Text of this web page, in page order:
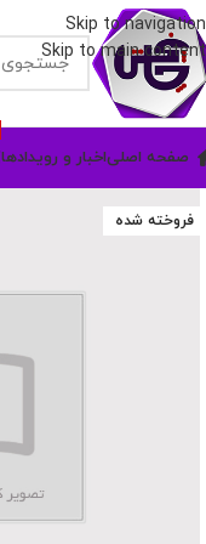
Skip to navigation
Skip to main content
صفحه اصلیاخبار و رویدادها
فروخته شده